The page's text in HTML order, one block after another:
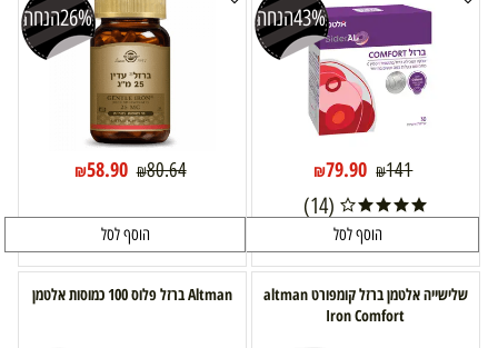
43%הנחה
₪141
₪79.90
(14)
הוסף לסל
26%הנחה
₪80.64
₪58.90
הוסף לסל
שלישייה אלטמן ברזל קומפורט altman
Iron Comfort
Altman ברזל פלוס 100 כמוסות אלטמן